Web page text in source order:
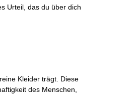
Urteil, das du über dich
Kleider trägt. Diese
des Menschen,